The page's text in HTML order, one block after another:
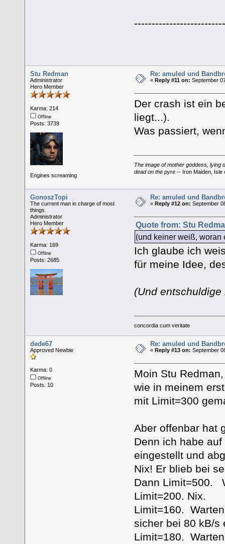
Stu Redman
Administrator
Hero Member
Karma: 214
Offline
Posts: 3739
Engines screaming
Re: amuled und
«Reply #11 on: September
Der crash ist ein
liegt...).
Was passiert,
The image of mother goddess, lying
dead on the pyre-- Iron Maiden, Isle
GonoszTopi
The current man in charge of most
things.
Administrator
Hero Member
Karma: 169
Offline
Posts: 2685
Re: amuled und
«Reply #12 on: September
Quote from: Stu
(und keiner weiß, woran
Ich glaube ich
für meine Idee,
(Und
concordia cum veritate
dede67
Approved Newbie
Karma: 0
Offline
Posts: 10
Re: amuled und
«Reply #13 on: September
Moin Stu Redman,
wie in meinem
mit Limit=300
Aber offenbar hat
Denn ich habe
eingestellt und
Nix! Er blieb bei
Dann Limit=500.
Limit=200. Nix.
Limit=160.
sicher bei 80 kB/s
Limit=180.